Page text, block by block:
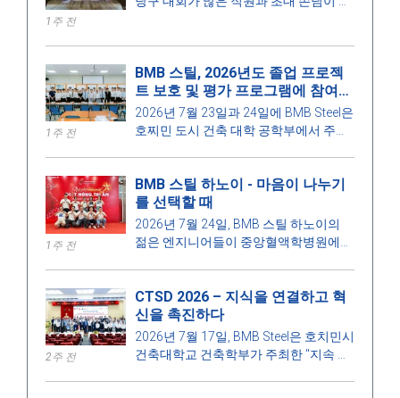
1주 전
1주 전
BMB 스틸, 2026년도 졸업 프로젝
트 보호 및 평가 프로그램에 참여하
다.
2026년 7월 23일과 24일에 BMB Steel은
호찌민 도시 건축 대학 공학부에서 주관
했습니다. 이는 학교와 기업 간의 유대감
을 강화하고, 건설 산업의 발전 요구에 부
응하여 교육의 질을 높이는 의미 있는 활
동입니다.
1주 전
BMB 스틸 하노이 - 마음이 나누기
를 선택할 때
2026년 7월 24일, BMB 스틸 하노이의
젊은 엔지니어들이 중앙혈액학병원에서
파하는 데 기여했습니다.
2주 전
CTSD 2026 – 지식을 연결하고 혁
신을 촉진하다
2026년 7월 17일, BMB Steel은 호치민시
건축대학교 건축학부가 주최한 "지속 가